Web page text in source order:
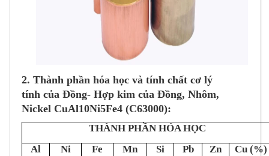
2. Thành phần hóa học và tính chất cơ lý
tính của Đồng- Hợp kim của Đồng, Nhôm,
Nickel CuAl10Ni5Fe4 (C63000):
THÀNH PHẦN HÓA HỌC
Al
Ni
Fe
Mn
Si
Pb
Zn
Cu (%)